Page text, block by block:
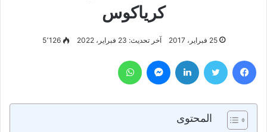
كرياكوس
25 فبراير، 2017 آخر تحديث: 23 فبراير، 2022 5٬126
فيسبوك تويتر لينكدإن ماسنجر
المحتوى